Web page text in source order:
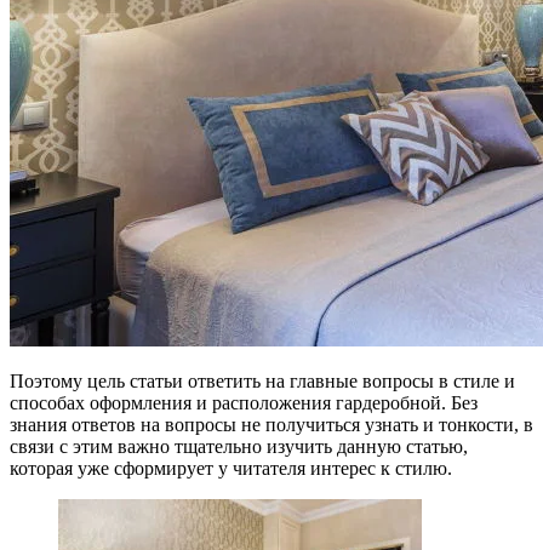
Поэтому цель статьи ответить на главные вопросы в стиле и
способах оформления и расположения гардеробной. Без
знания ответов на вопросы не получиться узнать и тонкости, в
связи с этим важно тщательно изучить данную статью,
которая уже сформирует у читателя интерес к стилю.